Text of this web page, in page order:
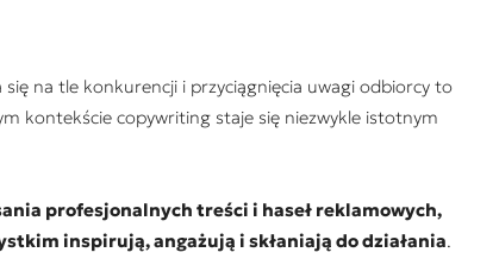
na tle konkurencji i przyciągnięcia uwagi odbiorcy to
kontekście copywriting staje się niezwykle istotnym
profesjonalnych treści i haseł reklamowych,
inspirują, angażują i skłaniają do działania.